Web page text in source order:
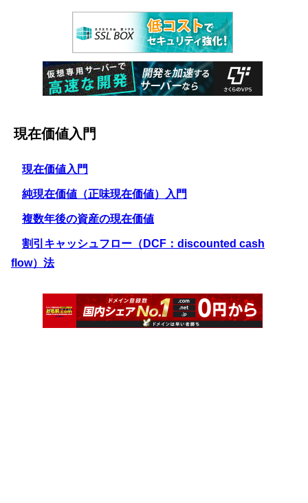
現在価値入門
現在価値入門
純現在価値（正味現在価値）入門
複数年後の資産の現在価値
割引キャッシュフロー（DCF：discounted cash
flow）法